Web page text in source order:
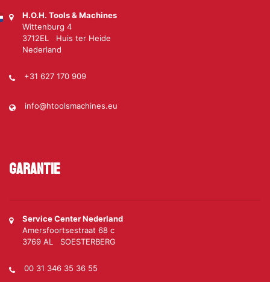
H.O.H. Tools & Machines
Wittenburg 4
3712EL Huis ter Heide
Nederland
+31 627 170 909
info@htoolsmachines.eu
Garantie
Service Center Nederland
Amersfoortsestraat 68 c
3769 AL SOESTERBERG
00 31 346 35 36 55